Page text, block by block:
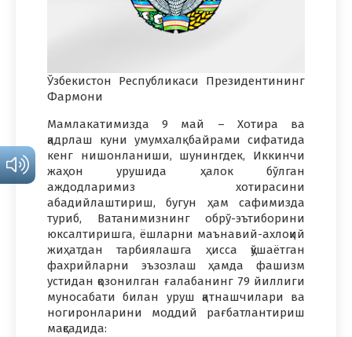
Ўзбекистон Республикаси Президентининг
Фармони
Мамлакатимизда 9 май – Хотира ва
қадрлаш куни умумхалқ байрами сифатида
кенг нишонланиши, шунингдек, Иккинчи
жаҳон урушида ҳалок бўлган
аждодларимиз хотирасини
абадийлаштириш, бугун ҳам сафимизда
туриб, Ватанимизнинг обрў-эътиборини
юксалтиришга, ёшларни маънавий-ахлоқий
жиҳатдан тарбиялашга ҳисса қўшаётган
фахрийларни эъзозлаш ҳамда фашизм
устидан қозонилган ғалабанинг 79 йиллиги
муносабати билан уруш қатнашчилари ва
ногиронларини моддий рағбатлантириш
мақсадида: